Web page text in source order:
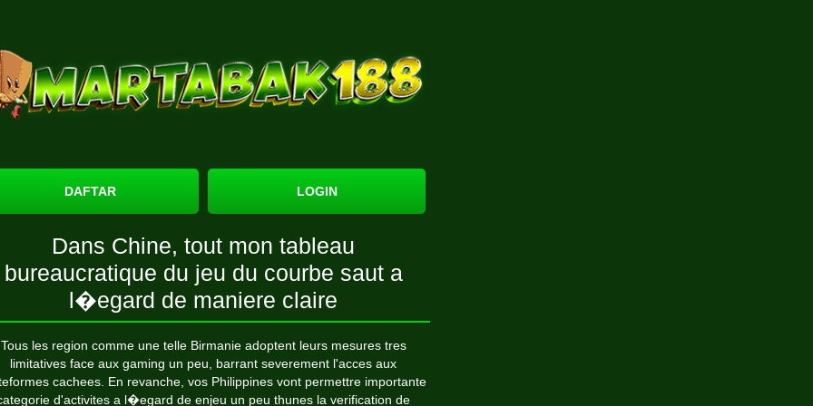
DAFTAR LOGIN
Dans Chine, tout mon tableau
bureaucratique du jeu du courbe saut a
l�egard de maniere claire
Tous les region comme une telle Birmanie adoptent leurs mesures tres
limitatives face aux gaming un peu, barrant severement l'acces aux
cachees. En revanche, vos Philippines vont permettre importante
d'activites a l�egard de enjeu un peu thunes la verification de